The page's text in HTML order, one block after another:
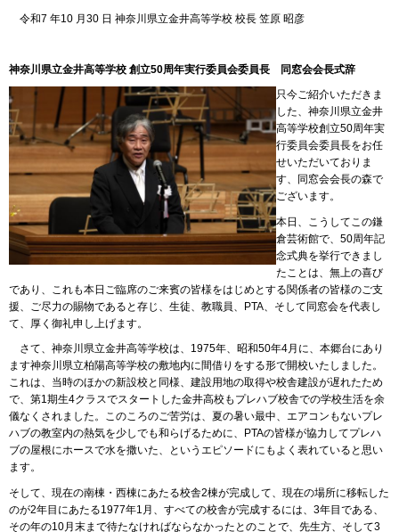
令和7 年10 月30 日 神奈川県立金井高等学校 校長 笠原 昭彦
神奈川県立金井高等学校 創立50周年実行委員会委員長 同窓会会長式辞
只今ご紹介いただきま
した、神奈川県立金井
高等学校創立50周年実
行委員会委員長をお任
せいただいておりま
す、同窓会会長の森で
ございます。
本日、こうしてこの鎌
倉芸術館で、50周年記
念式典を挙行できまし
たことは、無上の喜び
であり、これも本日ご臨席のご来賓の皆様をはじめとする関係者の皆様のご支
援、ご尽力の賜物であると存じ、生徒、教職員、PTA、そして同窓会を代表し
て、厚く御礼申し上げます。
さて、神奈川県立金井高等学校は、1975年、昭和50年4月に、本郷台にあり
ます神奈川県立柏陽高等学校の敷地内に間借りをする形で開校いたしました。
これは、当時のほかの新設校と同様、建設用地の取得や校舎建設が遅れたため
で、第1期生4クラスでスタートした金井高校もプレハブ校舎での学校生活を余
儀なくされました。このころのご苦労は、夏の暑い最中、エアコンもないプレ
ハブの教室内の熱気を少しでも和らげるために、PTAの皆様が協力してプレハ
ブの屋根にホースで水を撒いた、というエピソードにもよく表れていると思い
ます。
そして、現在の南棟・西棟にあたる校舎2棟が完成して、現在の場所に移転した
のが2年目にあたる1977年1月、すべての校舎が完成するには、3年目である、
その年の10月末まで待たなければならなかったとのことで、先生方、そして3